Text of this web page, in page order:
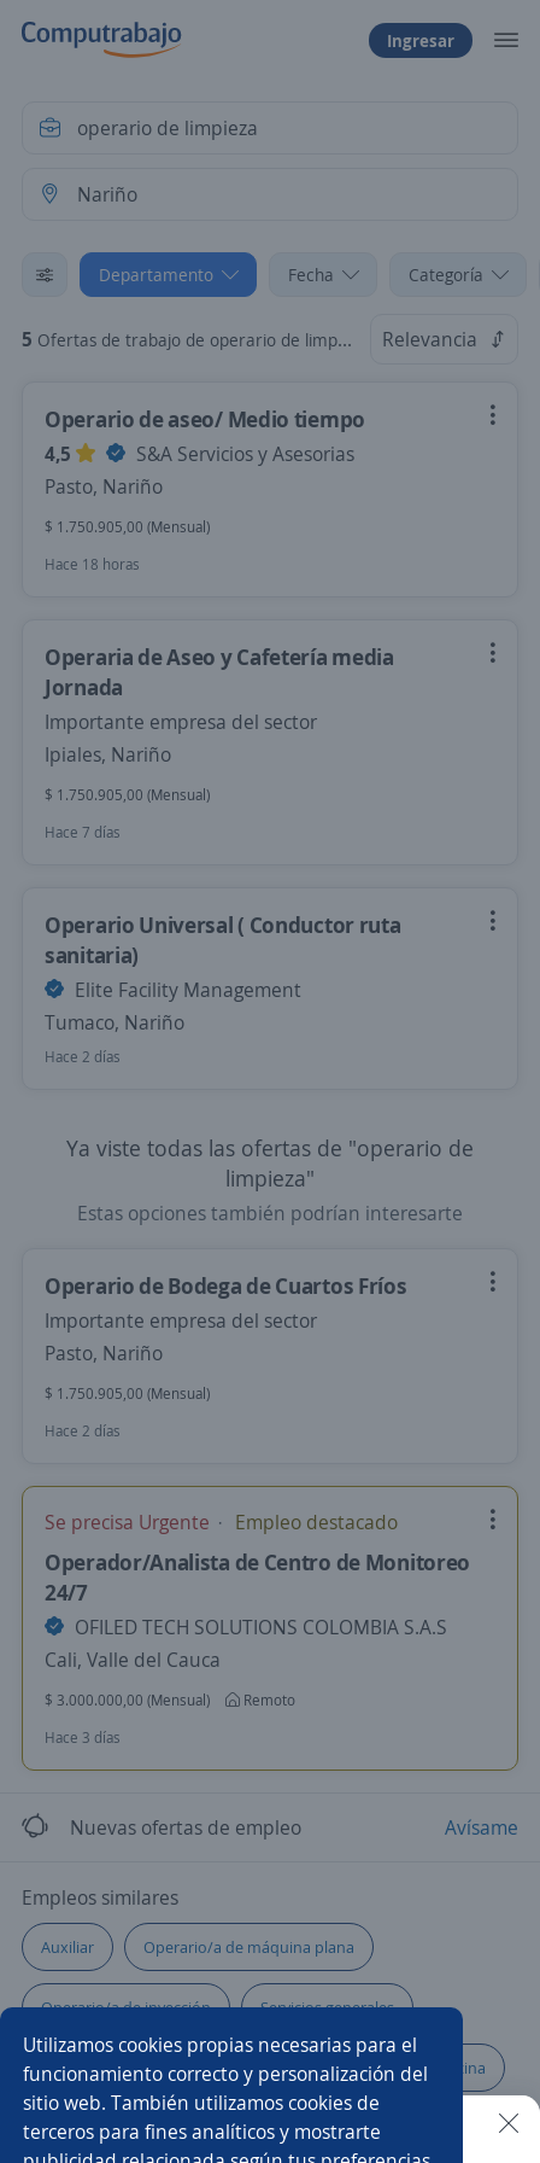
Utilizamos cookies propias necesarias para el
funcionamiento correcto y personalización del
sitio web. También utilizamos cookies de
terceros para fines analíticos y mostrarte
Ingresar
Departamento Fecha Categoría
5 Ofertas de trabajo de operario de limpieza en Nariño Relevancia
Operario de aseo/ Medio tiempo
4,5
S&A Servicios y Asesorias
Pasto, Nariño
$ 1.750.905,00 (Mensual)
Hace 18 horas
Operaria de Aseo y Cafetería media
Jornada
Importante empresa del sector
Ipiales, Nariño
$ 1.750.905,00 (Mensual)
Hace 7 días
Operario Universal ( Conductor ruta
sanitaria)
Elite Facility Management
Tumaco, Nariño
Hace 2 días
Ya viste todas las ofertas de "operario de
limpieza"
Estas opciones también podrían interesarte
Operario de Bodega de Cuartos Fríos
Importante empresa del sector
Pasto, Nariño
$ 1.750.905,00 (Mensual)
Hace 2 días
Se precisa Urgente Empleo destacado
Operador/Analista de Centro de Monitoreo
24/7
OFILED TECH SOLUTIONS COLOMBIA S.A.S
Cali, Valle del Cauca
$ 3.000.000,00 (Mensual)
Remoto
Hace 3 días
Nuevas ofertas de empleo Avísame
Empleos similares
Auxiliar Operario/a de máquina plana
Operario/a de inyección Servicios generales
Auxiliar operativo Empacador/a Auxiliar de cocina
Clarkista Operario/a de planta